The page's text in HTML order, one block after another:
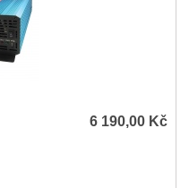
6 190,00 Kč